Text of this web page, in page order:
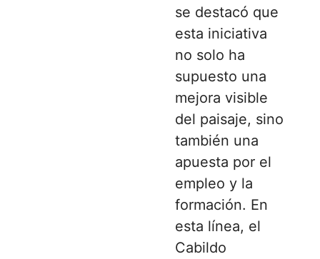
se destacó que
esta iniciativa
no solo ha
supuesto una
mejora visible
del paisaje, sino
también una
apuesta por el
empleo y la
formación. En
esta línea, el
Cabildo